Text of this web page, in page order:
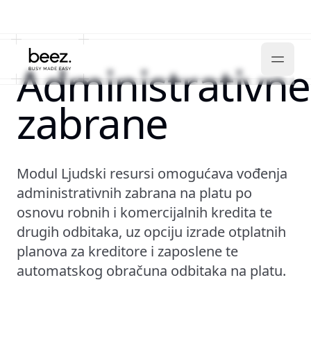
Administrativne
zabrane
Modul Ljudski resursi omogućava vođenja
administrativnih zabrana na platu po
osnovu robnih i komercijalnih kredita te
drugih odbitaka, uz opciju izrade otplatnih
planova za kreditore i zaposlene te
automatskog obračuna odbitaka na platu.